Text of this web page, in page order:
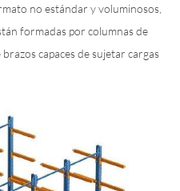
no estándar y voluminosos,
formadas por columnas de
capaces de sujetar cargas